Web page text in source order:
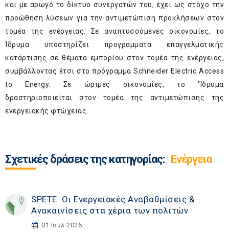
και με αρωγό το δίκτυο συνεργατών του, έχει ως στόχο την
προώθηση λύσεων για την αντιμετώπιση προκλήσεων στον
τομέα της ενέργειας. Σε αναπτυσσόμενες οικονομίες, το
Ίδρυμα υποστηρίζει προγράμματα επαγγελματικής
κατάρτισης σε θέματα εμπορίου στον τομέα της ενέργειας,
συμβάλλοντας έτσι στο πρόγραμμα Schneider Electric Access
to Energy. Σε ώριμες οικονομίες, το ‘Ίδρυμα
δραστηριοποιείται στον τομέα της αντιμετώπισης της
ενεργειακής φτώχειας.
Σχετικές δράσεις της κατηγορίας: Ενέργεια
SPETE: Οι Ενεργειακές Αναβαθμίσεις &
Ανακαινίσεις στα χέρια των πολιτών
01 Ιουλ 2026